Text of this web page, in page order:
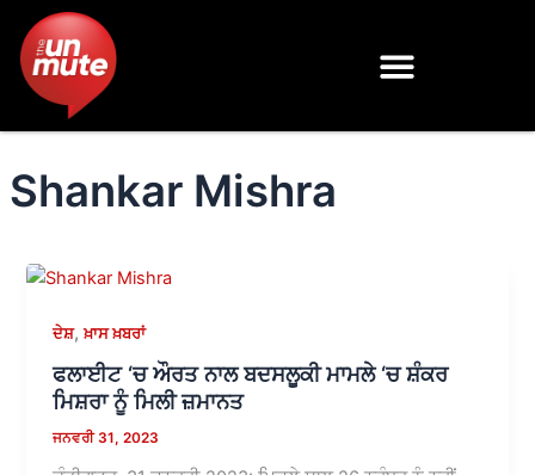
content
Shankar Mishra
ਦੇਸ਼,ਖ਼ਾਸ ਖ਼ਬਰਾਂ
ਫਲਾਈਟ ‘ਚ ਔਰਤ ਨਾਲ ਬਦਸਲੂਕੀ ਮਾਮਲੇ ‘ਚ ਸ਼ੰਕਰ
ਮਿਸ਼ਰਾ ਨੂੰ ਮਿਲੀ ਜ਼ਮਾਨਤ
ਜਨਵਰੀ 31, 2023